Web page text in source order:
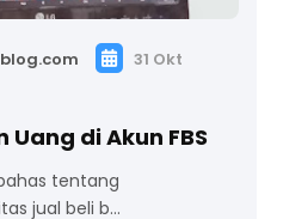
31 Okt
di Akun FBS
tentang
jual beli b…